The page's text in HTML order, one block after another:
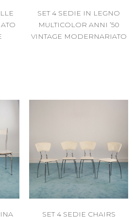
SET 4 SEDIE IN LEGNO
MULTICOLOR ANNI ’50
VINTAGE MODERNARIATO
SET 4 SEDIE CHAIRS